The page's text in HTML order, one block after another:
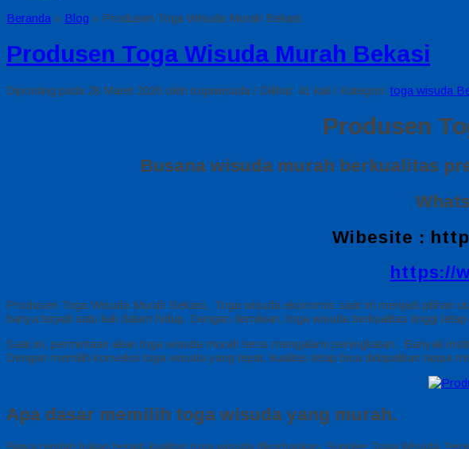
Beranda » Blog » Produsen Toga Wisuda Murah Bekasi
Produsen Toga Wisuda Murah Bekasi
Diposting pada 28 Maret 2026 oleh togawisuda / Dilihat: 41 kali / Kategori: toga wisuda
Produsen
Busana wisuda murah berkualitas
Wibesite :
https://
Produsen Toga Wisuda Murah Bekasi, Toga wisuda ekonomis saat ini menjadi pilihan
hanya terjadi satu kali dalam hidup. Dengan demikian, toga wisuda berkualitas tinggi
Saat ini, permintaan akan toga wisuda murah terus mengalami peningkatan. Banyak
Dengan memilih konveksi toga wisuda yang tepat, kualitas tetap bisa didapatkan tanpa
Apa dasar memilih toga wisuda yang murah.